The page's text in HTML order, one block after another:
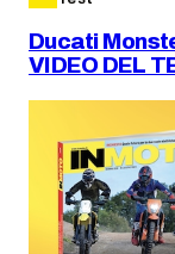
Ducati
VIDEO DEL